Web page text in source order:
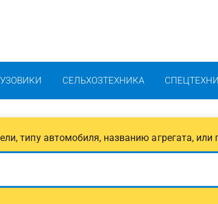
СЕЛЬХОЗТЕХНИКА
типу автомобиля, названию агрегата, или